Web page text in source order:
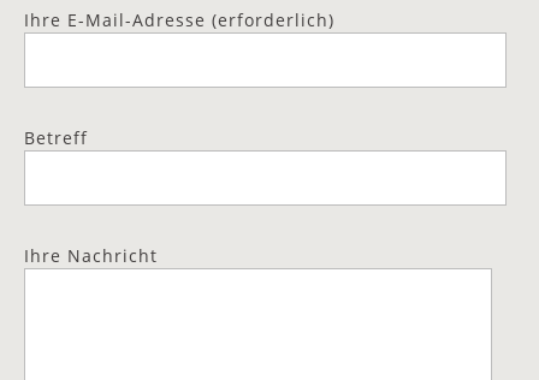
Ihre E-Mail-Adresse (erforderlich)
Betreff
Ihre Nachricht